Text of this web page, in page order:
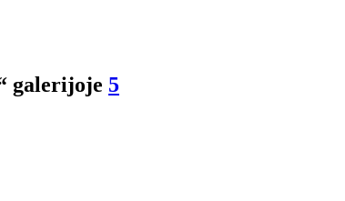
galerijoje 5